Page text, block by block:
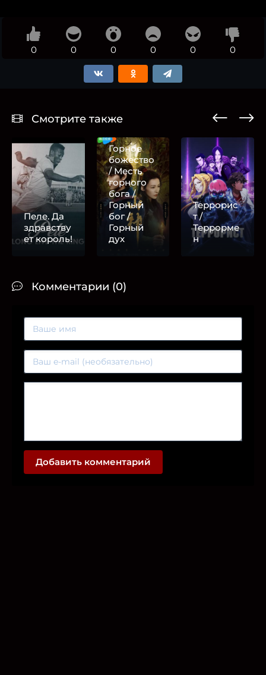
0 0 0 0 0 0
Смотрите также
Пеле. Да
здравству
ет король!
Горное
божество
/ Месть
горного
бога /
Горный
бог /
Горный
дух
Террорис
т /
Террорме
н
Комментарии (0)
Добавить комментарий